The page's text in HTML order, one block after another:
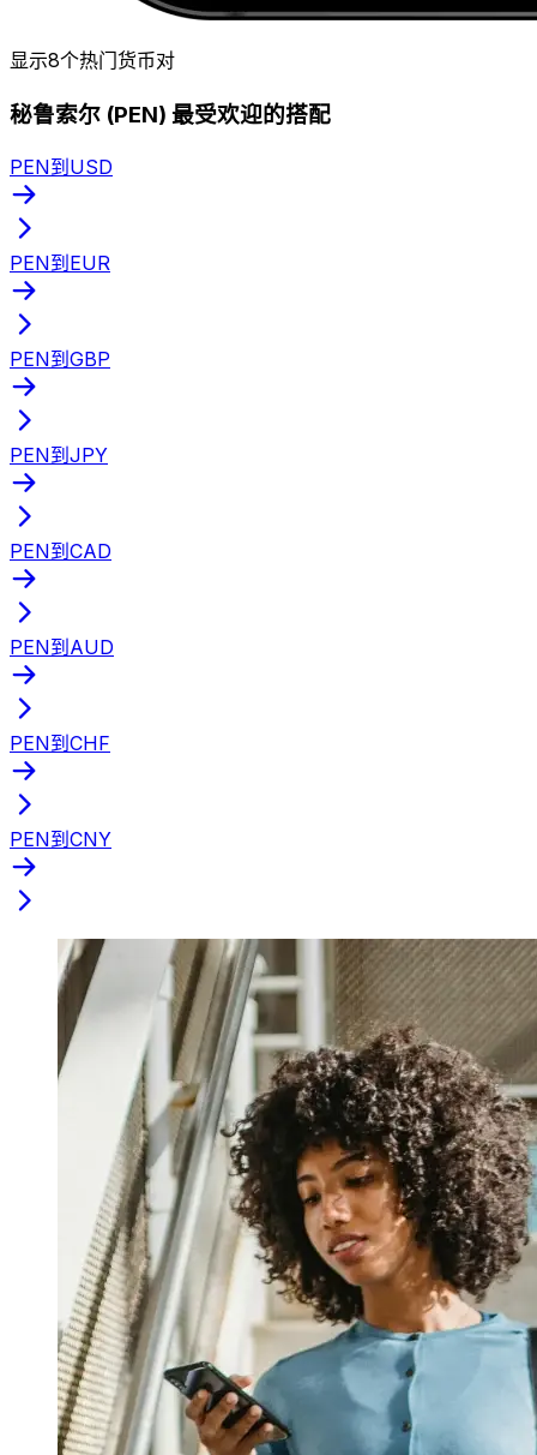
显示8个热门货币对
秘鲁索尔 (PEN) 最受欢迎的搭配
PEN到USD
PEN到EUR
PEN到GBP
PEN到JPY
PEN到CAD
PEN到AUD
PEN到CHF
PEN到CNY